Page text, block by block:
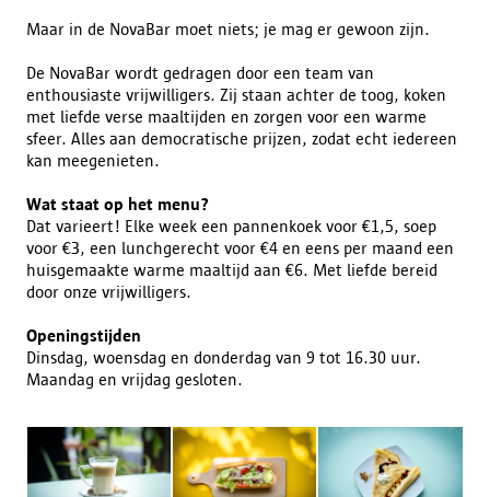
Maar in de NovaBar moet niets; je mag er gewoon zijn.
De NovaBar wordt gedragen door een team van
enthousiaste vrijwilligers. Zij staan achter de toog, koken
met liefde verse maaltijden en zorgen voor een warme
sfeer. Alles aan democratische prijzen, zodat echt iedereen
kan meegenieten.
Wat staat op het menu?
Dat varieert! Elke week een pannenkoek voor €1,5, soep
voor €3, een lunchgerecht voor €4 en eens per maand een
huisgemaakte warme maaltijd aan €6. Met liefde bereid
door onze vrijwilligers.
Openingstijden
Dinsdag, woensdag en donderdag van 9 tot 16.30 uur.
Maandag en vrijdag gesloten.